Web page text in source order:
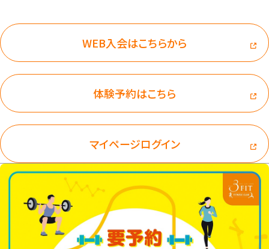
WEB入会はこちらから
体験予約はこちら
マイページログイン